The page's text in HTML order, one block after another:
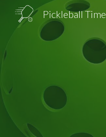
Pickleball Time